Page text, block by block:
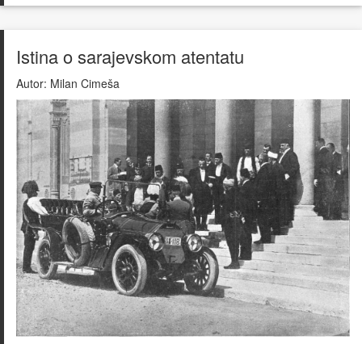
Istina o sarajevskom atentatu
Autor: Milan Cimeša